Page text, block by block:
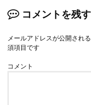
コメントを残す
メールアドレスが公開され
須項目です
コメント